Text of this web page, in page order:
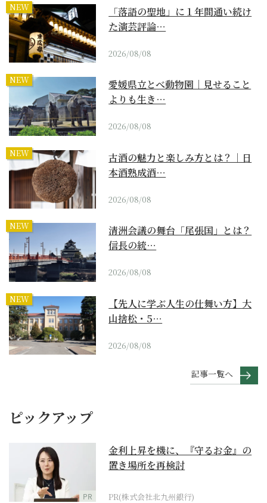
NEW
「落語の聖地」に１年間通い続け
た演芸評論…
2026/08/08
NEW
愛媛県立とべ動物園｜見せること
よりも生き…
2026/08/08
NEW
古酒の魅力と楽しみ方とは？｜日
本酒熟成酒…
2026/08/08
NEW
清洲会議の舞台「尾張国」とは？
信長の統…
2026/08/08
NEW
【先人に学ぶ人生の仕舞い方】大
山捨松・5…
2026/08/08
記事一覧へ
ピックアップ
PR
金利上昇を機に、『守るお金』の
置き場所を再検討
PR(株式会社北九州銀行)